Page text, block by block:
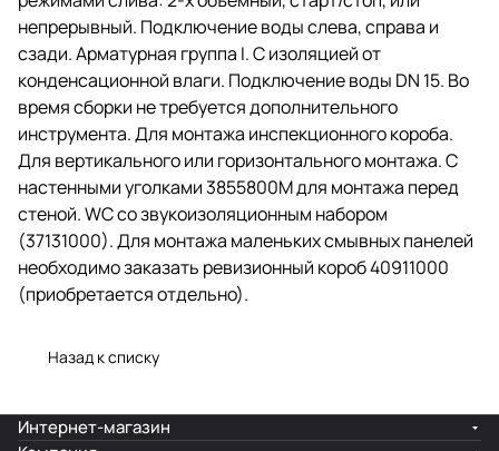
непрерывный. Подключение воды слева, справа и
сзади. Арматурная группа I. С изоляцией от
конденсационной влаги. Подключение воды DN 15. Во
время сборки не требуется дополнительного
инструмента. Для монтажа инспекционного короба.
Для вертикального или горизонтального монтажа. С
настенными уголками 3855800M для монтажа перед
стеной. WC со звукоизоляционным набором
(37131000). Для монтажа маленьких смывных панелей
необходимо заказать ревизионный короб 40911000
(приобретается отдельно).
Назад к списку
Интернет-магазин